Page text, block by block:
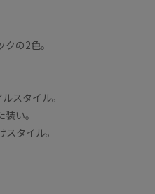
の2色。
スタイル。
い。
タイル。